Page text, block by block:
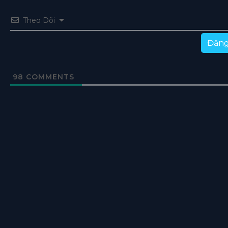
Theo Dõi
98 COMMENTS